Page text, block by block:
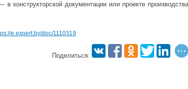
конструкторской документации или проекте производства
e.expert.by/doc/1110319
Поделиться: